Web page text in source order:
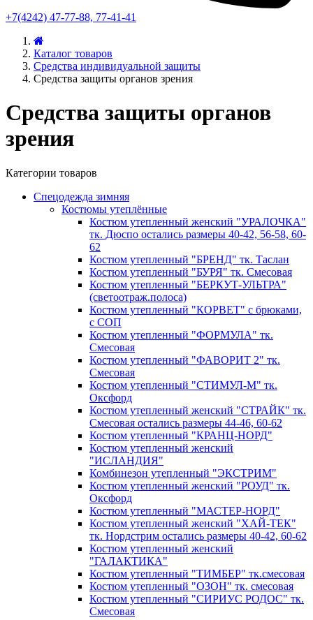
+7(4242) 47-77-88, 77-41-41
Каталог товаров
Средства индивидуальной защиты
Средства защиты органов зрения
Средства защиты органов
зрения
Категории товаров
Спецодежда зимняя
Костюмы утеплённые
Костюм утепленный женский "УРАЛОЧКА"
тк. Дюспо остались размеры 40-42, 56-58, 60-
62
Костюм утепленный "БРЕНД" тк. Таслан
Костюм утепленный "БУРЯ" тк. Смесовая
Костюм утепленный "БЕРКУТ-УЛЬТРА"
(светоотраж.полоса)
Костюм утепленный "КОРВЕТ" с брюками,
с СОП
Костюм утепленный "ФОРМУЛА" тк.
Смесовая
Костюм утепленный "ФАВОРИТ 2" тк.
Смесовая
Костюм утепленный "СТИМУЛ-М" тк.
Оксфорд
Костюм утепленный женский "СТРАЙК" тк.
Смесовая остались размеры 44-46, 60-62
Костюм утепленный "КРАНЦ-НОРД"
Костюм утепленный женский
"ИСЛАНДИЯ"
Комбинезон утепленный "ЭКСТРИМ"
Костюм утепленный женский "РОУД" тк.
Оксфорд
Костюм утепленный "МАСТЕР-НОРД"
Костюм утепленный женский "ХАЙ-ТЕК"
тк. Нордстрим остались размеры 40-42, 60-62
Костюм утепленный женский
"ГАЛАКТИКА"
Костюм утепленный "ТИМБЕР" тк.смесовая
Костюм утепленный "ОЗОН" тк. смесовая
Костюм утепленный "СИРИУС РОДОС" тк.
Смесовая